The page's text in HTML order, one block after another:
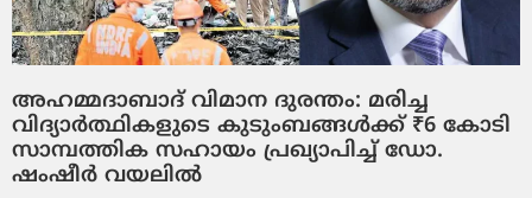
അഹമ്മദാബാദ് വിമാന ദുരന്തം: മരിച്ച
വിദ്യാർത്ഥികളുടെ കുടുംബങ്ങൾക്ക് ₹6 കോടി
സാമ്പത്തിക സഹായം പ്രഖ്യാപിച്ച് ഡോ.
ഷംഷീർ വയലിൽ